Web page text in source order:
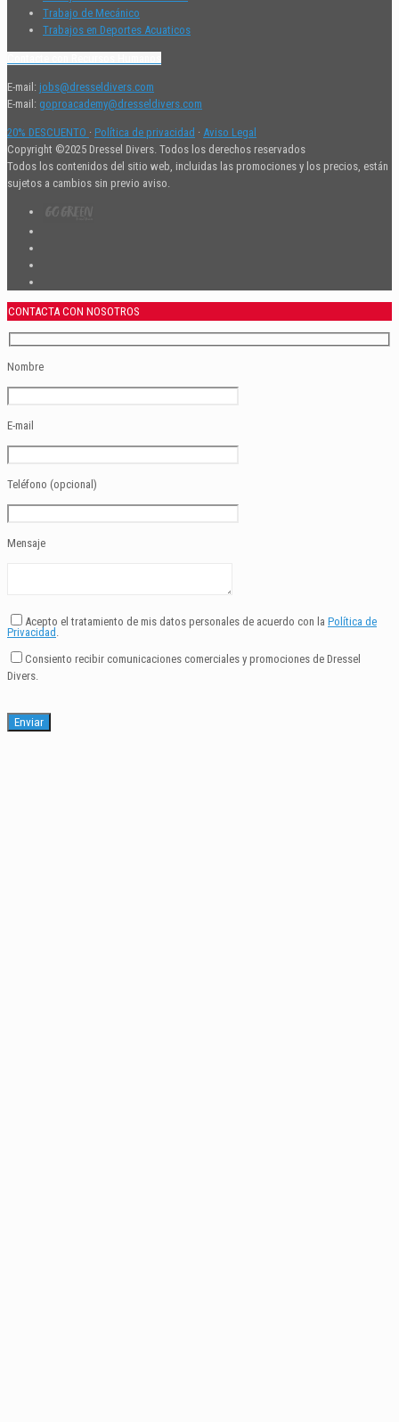
Trabajo de Mecánico
Trabajos en Deportes Acuaticos
E-mail: jobs@dresseldivers.com
E-mail: goproacademy@dresseldivers.com
20% DESCUENTO · Política de privacidad · Aviso Legal
Copyright ©2025 Dressel Divers. Todos los derechos reservados
Todos los contenidos del sitio web, incluidas las promociones y los precios, están
sujetos a cambios sin previo aviso.
CONTACTA CON NOSOTROS
Nombre
E-mail
Teléfono (opcional)
Mensaje
Acepto el tratamiento de mis datos personales de acuerdo con la Política de
Privacidad .
Consiento recibir comunicaciones comerciales y promociones de Dressel
Divers.